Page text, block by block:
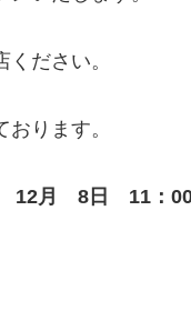
ださい。
ります。
12月 8日 11：